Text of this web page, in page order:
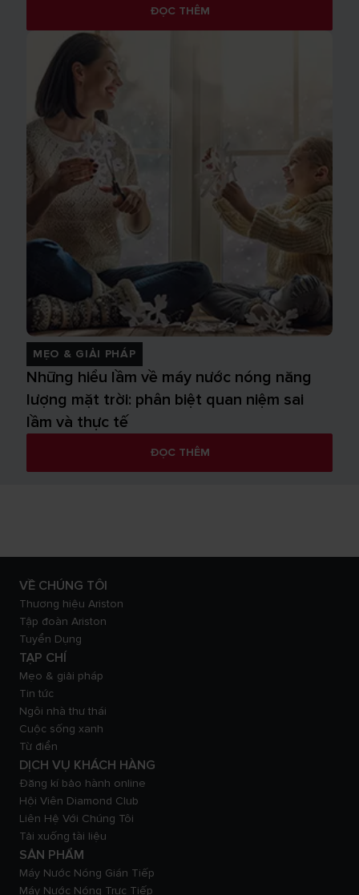
ĐỌC THÊM
MẸO & GIẢI PHÁP
Những hiểu lầm về máy nước nóng năng
lượng mặt trời: phân biệt quan niệm sai
lầm và thực tế
ĐỌC THÊM
VỀ CHÚNG TÔI
Thương hiệu Ariston
Tập đoàn Ariston
Tuyển Dụng
TẠP CHÍ
Mẹo & giải pháp
Tin tức
Ngôi nhà thư thái
Cuộc sống xanh
Từ điển
DỊCH VỤ KHÁCH HÀNG
Đăng kí bảo hành online
Hội Viên Diamond Club
Liên Hệ Với Chúng Tôi
Tải xuống tài liệu
SẢN PHẨM
Máy Nước Nóng Gián Tiếp
Máy Nước Nóng Trực Tiếp